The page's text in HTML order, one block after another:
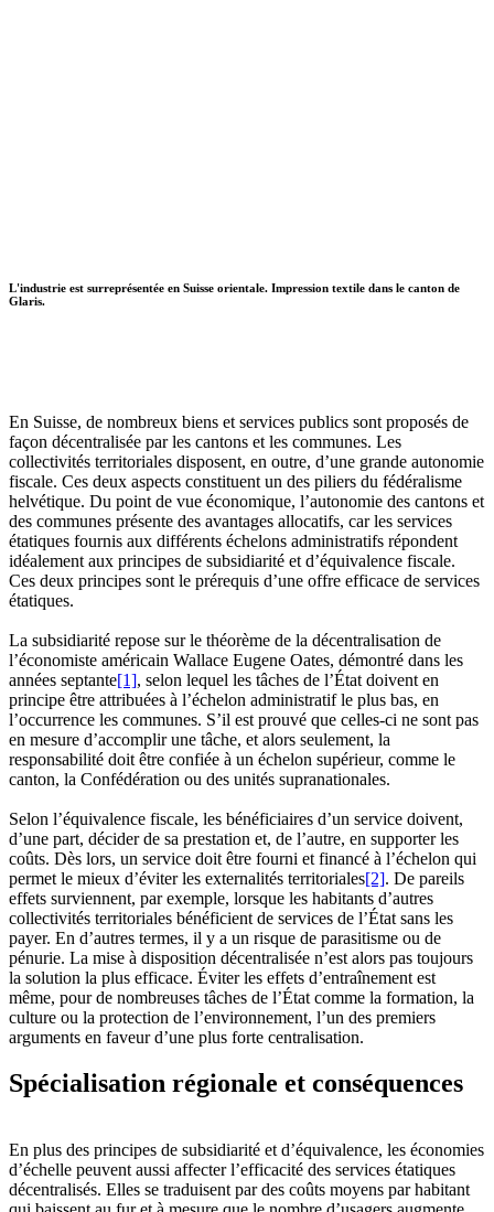
L'industrie est surreprésentée en Suisse orientale. Impression textile dans le canton de
Glaris.
En Suisse, de nombreux biens et services publics sont proposés de
façon décentralisée par les cantons et les communes. Les
collectivités territoriales disposent, en outre, d’une grande autonomie
fiscale. Ces deux aspects constituent un des piliers du fédéralisme
helvétique. Du point de vue économique, l’autonomie des cantons et
des communes présente des avantages allocatifs, car les services
étatiques fournis aux différents échelons administratifs répondent
idéalement aux principes de subsidiarité et d’équivalence fiscale.
Ces deux principes sont le prérequis d’une offre efficace de services
étatiques.
La subsidiarité repose sur le théorème de la décentralisation de
l’économiste américain Wallace Eugene Oates, démontré dans les
années septante[1], selon lequel les tâches de l’État doivent en
principe être attribuées à l’échelon administratif le plus bas, en
l’occurrence les communes. S’il est prouvé que celles-ci ne sont pas
en mesure d’accomplir une tâche, et alors seulement, la
responsabilité doit être confiée à un échelon supérieur, comme le
canton, la Confédération ou des unités supranationales.
Selon l’équivalence fiscale, les bénéficiaires d’un service doivent,
d’une part, décider de sa prestation et, de l’autre, en supporter les
coûts. Dès lors, un service doit être fourni et financé à l’échelon qui
permet le mieux d’éviter les externalités territoriales[2]. De pareils
effets surviennent, par exemple, lorsque les habitants d’autres
collectivités territoriales bénéficient de services de l’État sans les
payer. En d’autres termes, il y a un risque de parasitisme ou de
pénurie. La mise à disposition décentralisée n’est alors pas toujours
la solution la plus efficace. Éviter les effets d’entraînement est
même, pour de nombreuses tâches de l’État comme la formation, la
culture ou la protection de l’environnement, l’un des premiers
arguments en faveur d’une plus forte centralisation.
Spécialisation régionale et conséquences
En plus des principes de subsidiarité et d’équivalence, les économies
d’échelle peuvent aussi affecter l’efficacité des services étatiques
décentralisés. Elles se traduisent par des coûts moyens par habitant